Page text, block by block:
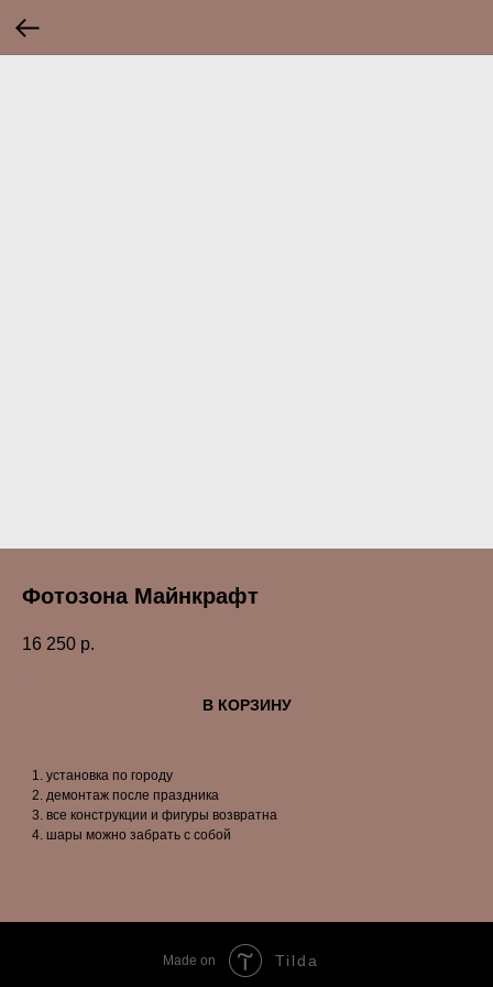
Фотозона Майнкрафт
16 250 р.
В КОРЗИНУ
установка по городу
демонтаж после праздника
все конструкции и фигуры возвратна
шары можно забрать с собой
Made on Tilda